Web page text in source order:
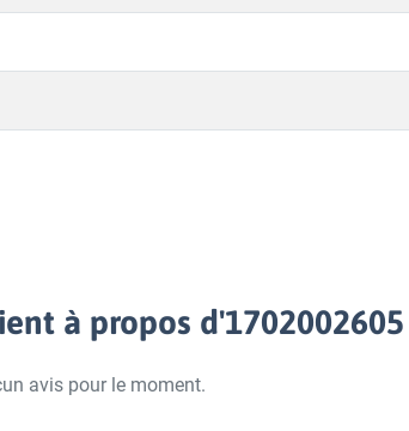
à propos d'1702002605
avis pour le moment.